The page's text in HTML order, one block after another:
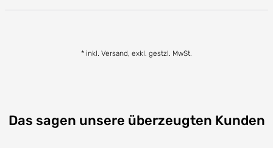
* inkl. Versand, exkl. gestzl. MwSt.
Das sagen unsere überzeugten Kunden